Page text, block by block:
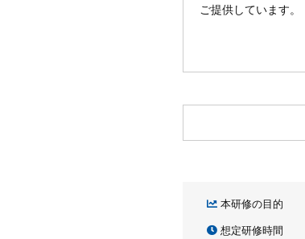
ご提供しています。
本研修の目的
想定研修時間